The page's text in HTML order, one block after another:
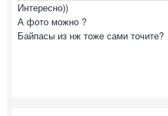
Интересно))
А фото можно ?
Байпасы из нж тоже сами точите?